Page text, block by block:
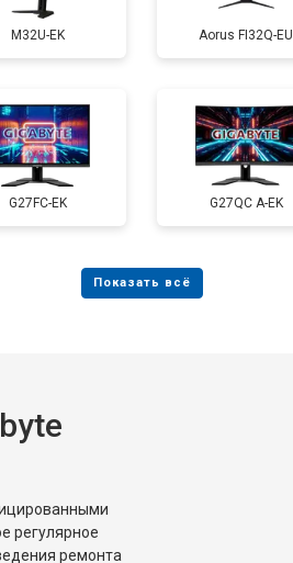
M32U-EK Aorus FI32Q-EU
G27FC-EK G27QC A-EK
регулярное
ремонта